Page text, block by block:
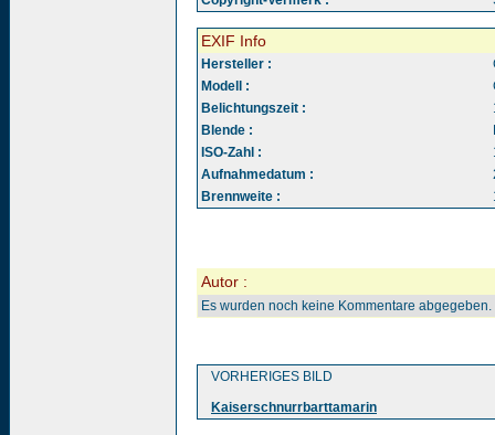
EXIF Info
Hersteller :
Modell :
Belichtungszeit :
Blende :
ISO-Zahl :
Aufnahmedatum :
Brennweite :
Autor :
Es wurden noch keine Kommentare abgegeben.
VORHERIGES BILD
Kaiserschnurrbarttamarin